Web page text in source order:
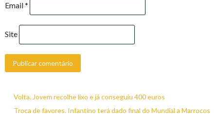
Email*
Site
Volta. Jovem recolhe lixo e já conseguiu 400 euros
Troca de favores. Infantino terá dado final do Mundial a Marrocos